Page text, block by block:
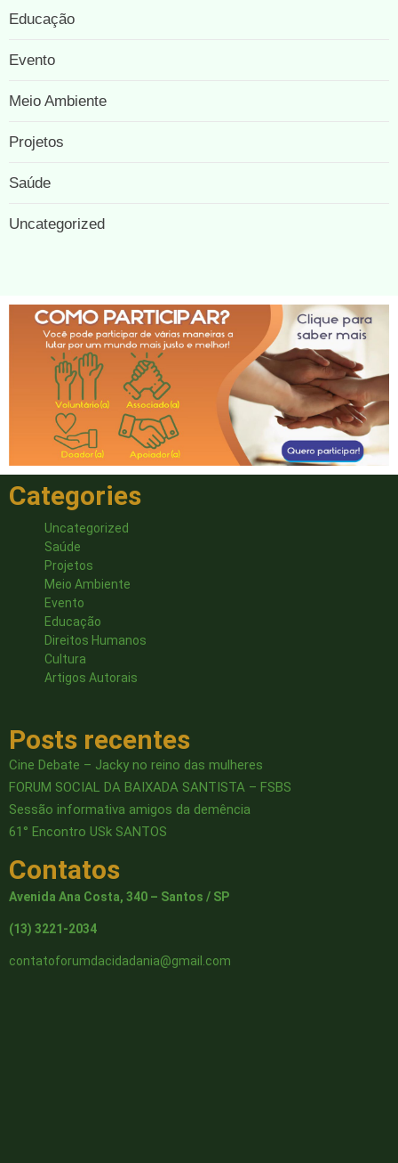
Educação
Evento
Meio Ambiente
Projetos
Saúde
Uncategorized
Categories
Uncategorized
Saúde
Projetos
Meio Ambiente
Evento
Educação
Direitos Humanos
Cultura
Artigos Autorais
Posts recentes
Cine Debate – Jacky no reino das mulheres
FORUM SOCIAL DA BAIXADA SANTISTA – FSBS
Sessão informativa amigos da demência
61° Encontro USk SANTOS
Contatos
Avenida Ana Costa, 340 – Santos / SP
(13) 3221-2034
contatoforumdacidadania@gmail.com